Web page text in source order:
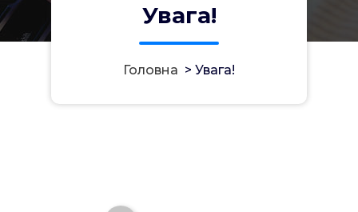
Увага!
Головна > Увага!